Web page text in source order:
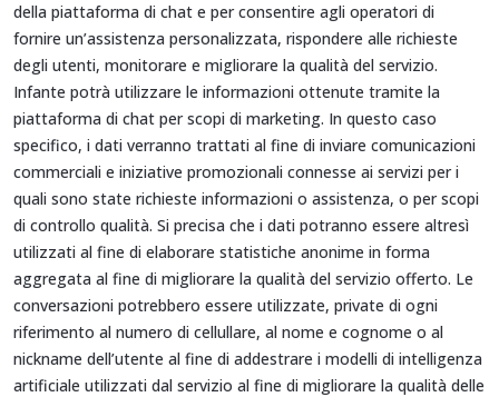
della piattaforma di chat e per consentire agli operatori di
fornire un’assistenza personalizzata, rispondere alle richieste
degli utenti, monitorare e migliorare la qualità del servizio.
Infante potrà utilizzare le informazioni ottenute tramite la
piattaforma di chat per scopi di marketing. In questo caso
specifico, i dati verranno trattati al fine di inviare comunicazioni
commerciali e iniziative promozionali connesse ai servizi per i
quali sono state richieste informazioni o assistenza, o per scopi
di controllo qualità. Si precisa che i dati potranno essere altresì
utilizzati al fine di elaborare statistiche anonime in forma
aggregata al fine di migliorare la qualità del servizio offerto. Le
conversazioni potrebbero essere utilizzate, private di ogni
riferimento al numero di cellullare, al nome e cognome o al
nickname dell’utente al fine di addestrare i modelli di intelligenza
artificiale utilizzati dal servizio al fine di migliorare la qualità delle